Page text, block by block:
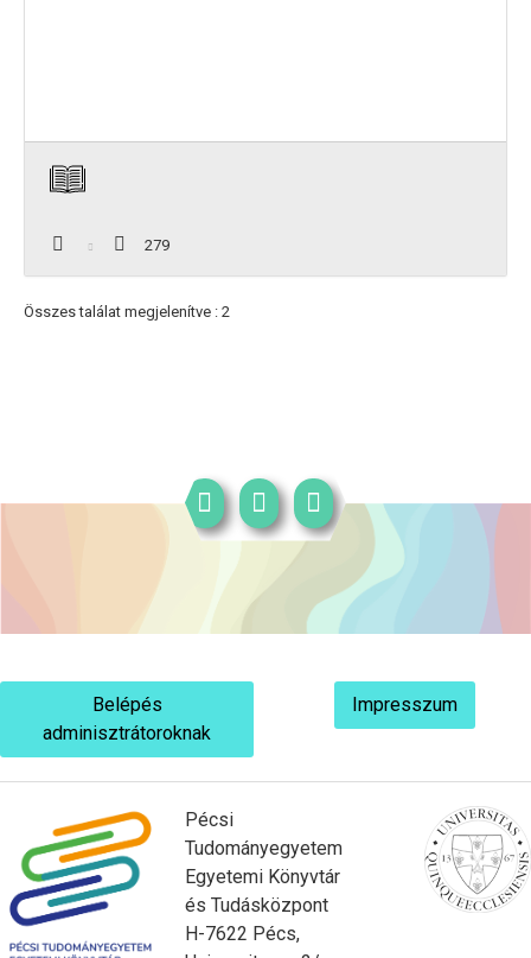
279
Összes találat megjelenítve : 2
Belépés
adminisztrátoroknak
Impresszum
Pécsi
Tudományegyetem
Egyetemi Könyvtár
és Tudásközpont
H-7622 Pécs,